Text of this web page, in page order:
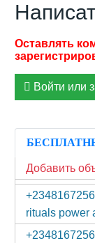
Войти или
Добавить
rituals power